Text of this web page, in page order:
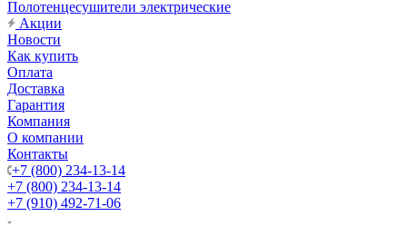
Полотенцесушители электрические
Акции
Новости
Как купить
Оплата
Доставка
Гарантия
Компания
О компании
Контакты
+7 (800) 234-13-14
+7 (800) 234-13-14
+7 (910) 492-71-06